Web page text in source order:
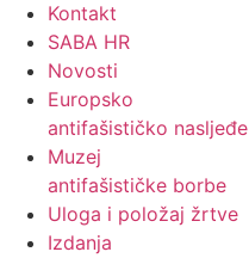
Kontakt
SABA HR
Novosti
Europsko
antifašističko nasljeđe
Muzej
antifašističke borbe
Uloga i položaj žrtve
Izdanja